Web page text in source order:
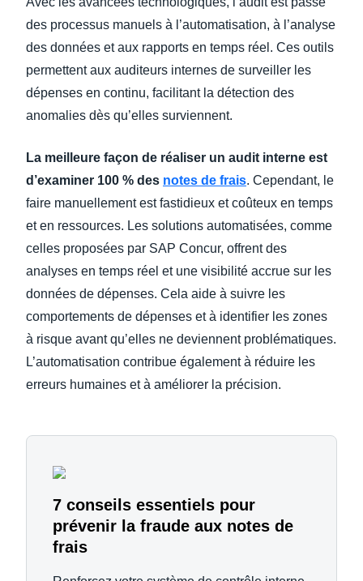
des processus manuels à l’automatisation, à l’analyse
des données et aux rapports en temps réel. Ces outils
permettent aux auditeurs internes de surveiller les
dépenses en continu, facilitant la détection des
anomalies dès qu’elles surviennent.
La meilleure façon de réaliser un audit interne est
d’examiner 100 % des notes de frais. Cependant, le
faire manuellement est fastidieux et coûteux en temps
et en ressources. Les solutions automatisées, comme
celles proposées par SAP Concur, offrent des
analyses en temps réel et une visibilité accrue sur les
données de dépenses. Cela aide à suivre les
comportements de dépenses et à identifier les zones
à risque avant qu’elles ne deviennent problématiques.
L’automatisation contribue également à réduire les
erreurs humaines et à améliorer la précision.
7 conseils essentiels pour
prévenir la fraude aux notes de
frais